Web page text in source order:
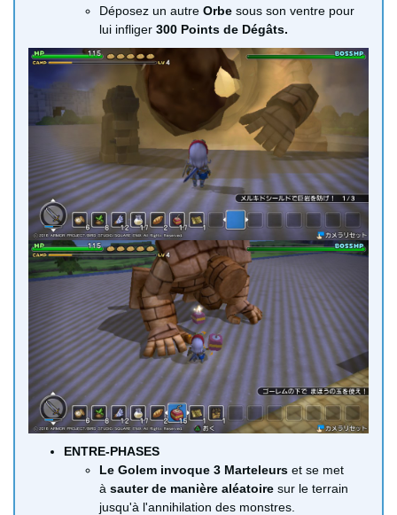
Déposez un autre Orbe sous son ventre pour
lui infliger 300 Points de Dégâts.
ENTRE-PHASES
Le Golem invoque 3 Marteleurs et se met
à sauter de manière aléatoire sur le terrain
jusqu'à l'annihilation des monstres.